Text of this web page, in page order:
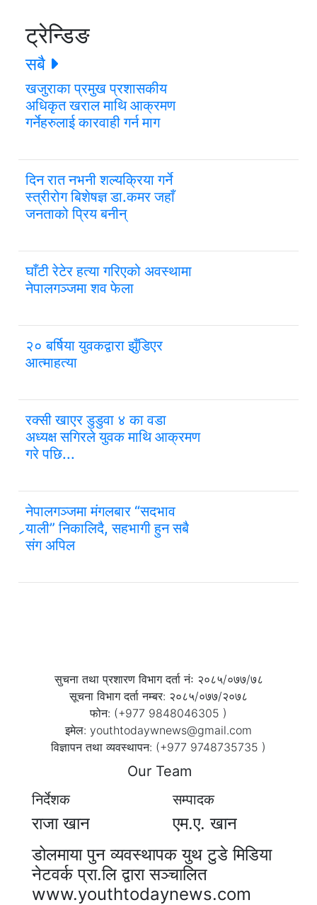
ट्रेन्डिङ
सबै
खजुराका प्रमुख प्रशासकीय
अधिकृत खराल माथि आक्रमण
गर्नेहरुलाई कारवाही गर्न माग
दिन रात नभनी शल्यक्रिया गर्ने
स्त्रीरोग बिशेषज्ञ डा.कमर जहाँ
जनताको प्रिय बनीन्
घाँटी रेटेर हत्या गरिएको अवस्थामा
नेपालगञ्जमा शव फेला
२० बर्षिया युवकद्वारा झुँडिएर
आत्माहत्या
रक्सी खाएर डुडुवा ४ का वडा
अध्यक्ष सगिरले युवक माथि आक्रमण
गरे पछि...
नेपालगञ्जमा मंगलबार “सदभाव
र्‍याली” निकालिदै, सहभागी हुन सबै
संग अपिल
सुचना तथा प्रशारण विभाग दर्ता नंः २०८५/०७७/७८
सूचना विभाग दर्ता नम्बर: २०८५/०७७/२०७८
फोन: (+977 9848046305 )
इमेल: youthtodaywnews@gmail.com
विज्ञापन तथा व्यवस्थापन: (+977 9748735735 )
Our Team
निर्देशक
राजा खान
सम्पादक
एम.ए. खान
डोलमाया पुन व्यवस्थापक युथ टुडे मिडिया
नेटवर्क प्रा.लि द्वारा सञ्चालित
www.youthtodaynews.com